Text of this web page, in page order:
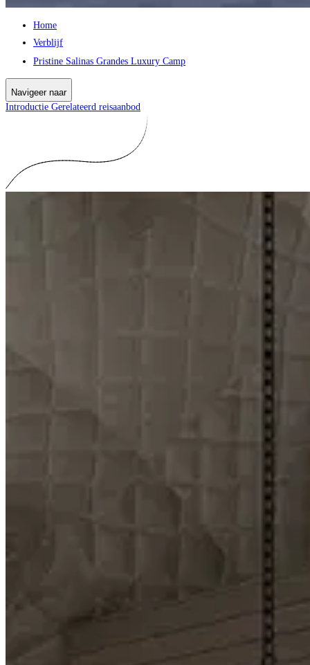
Home
Verblijf
Pristine Salinas Grandes Luxury Camp
Navigeer naar
Introductie Gerelateerd reisaanbod